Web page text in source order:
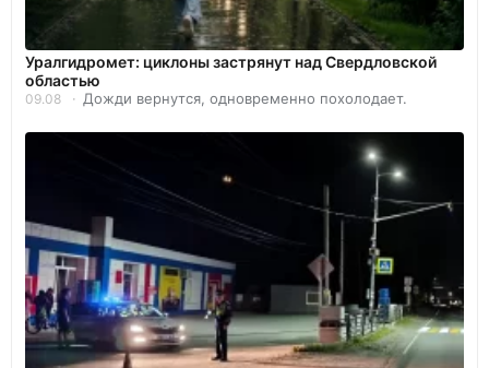
Уралгидромет: циклоны застрянут над Свердловской
областью
09.08 Дожди вернутся, одновременно похолодает.